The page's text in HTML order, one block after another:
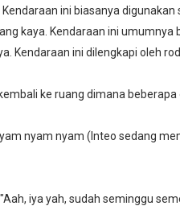
ini biasanya
kaya. Kendaraan ini
Kendaraan ini dilengkapi oleh
ke ruang dimana beberapa
nyam nyam (Inteo sedang
iya yah, sudah seminggu